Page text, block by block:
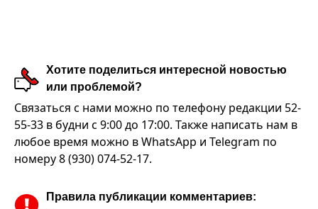
Хотите поделиться интересной новостью
или проблемой?
Связаться с нами можно по телефону редакции 52-
55-33 в будни с 9:00 до 17:00. Также написать нам в
любое время можно в WhatsApp и Telegram по
номеру 8 (930) 074-52-17.
Правила публикации комментариев: